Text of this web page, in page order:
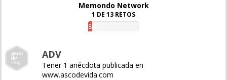
Memondo Network
1 DE 13 RETOS
8%
ADV
Tener 1 anécdota publicada en
www.ascodevida.com